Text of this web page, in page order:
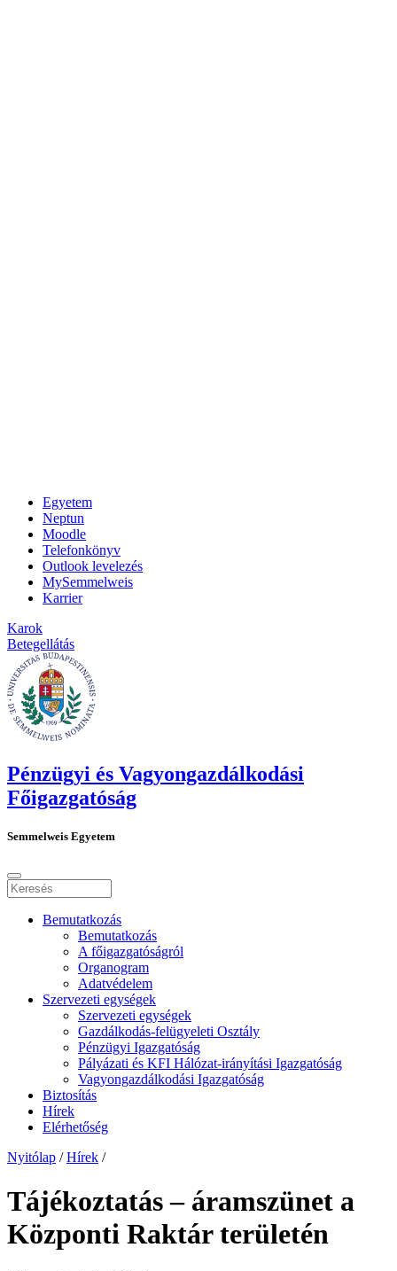
Egyetem
Neptun
Moodle
Telefonkönyv
Outlook levelezés
MySemmelweis
Karrier
Karok
Betegellátás
Pénzügyi és Vagyongazdálkodási
Főigazgatóság
Semmelweis Egyetem
Bemutatkozás
Bemutatkozás
A főigazgatóságról
Organogram
Adatvédelem
Szervezeti egységek
Szervezeti egységek
Gazdálkodás-felügyeleti Osztály
Pénzügyi Igazgatóság
Pályázati és KFI Hálózat-irányítási Igazgatóság
Vagyongazdálkodási Igazgatóság
Biztosítás
Hírek
Elérhetőség
Nyitólap / Hírek /
Tájékoztatás – áramszünet a
Központi Raktár területén